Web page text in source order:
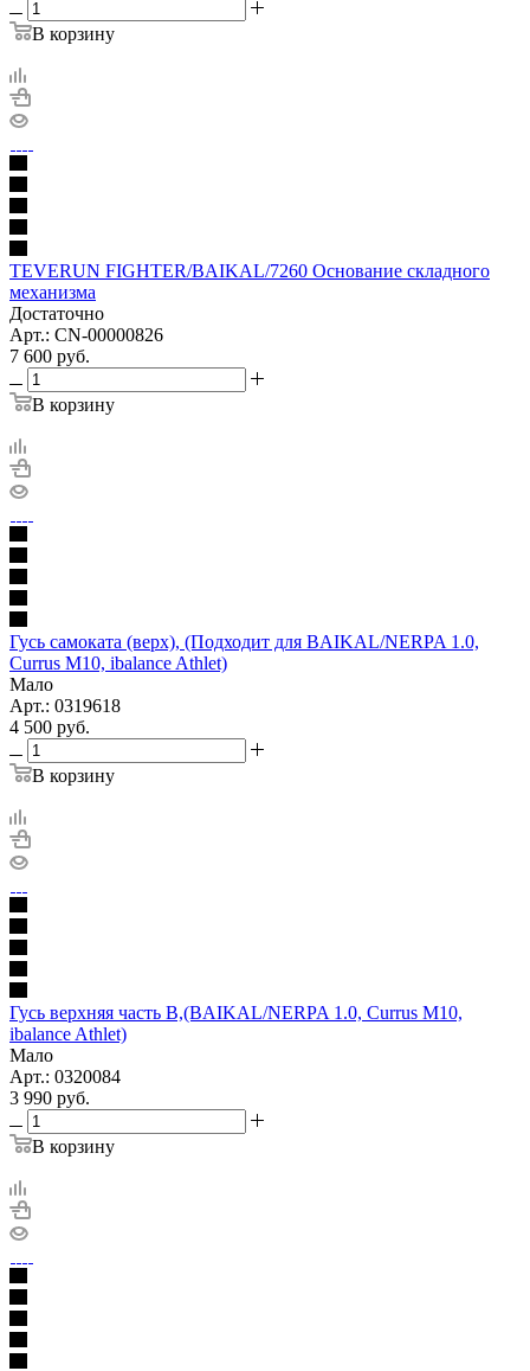
В корзину
TEVERUN FIGHTER/BAIKAL/7260 Основание складного
механизма
Достаточно
Арт.: CN-00000826
7 600 руб.
В корзину
Гусь самоката (верх), (Подходит для BAIKAL/NERPA 1.0,
Currus M10, ibalance Athlet)
Мало
Арт.: 0319618
4 500 руб.
В корзину
Гусь верхняя часть В,(BAIKAL/NERPA 1.0, Currus M10,
ibalance Athlet)
Мало
Арт.: 0320084
3 990 руб.
В корзину